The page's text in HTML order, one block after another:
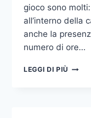
gioco sono
all’interno della
anche la
numero di ore…
LEGGI DI PIÙ COME